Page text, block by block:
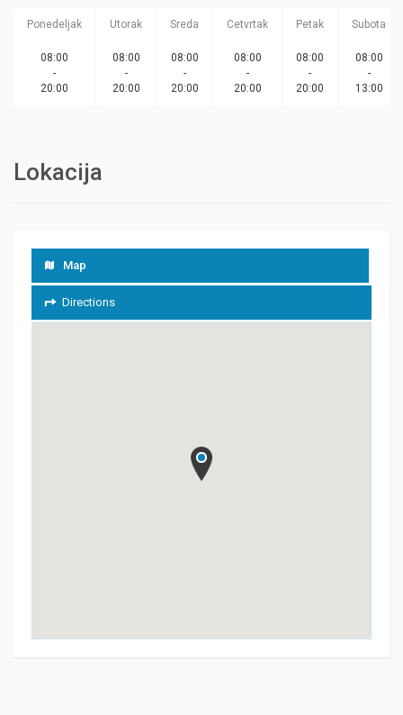
Ponedeljak Utorak Sreda Cetvrtak Petak Subota
08:00
-
20:00
08:00
-
20:00
08:00
-
20:00
08:00
-
20:00
08:00
-
20:00
08:00
-
13:00
Lokacija
Map
Directions